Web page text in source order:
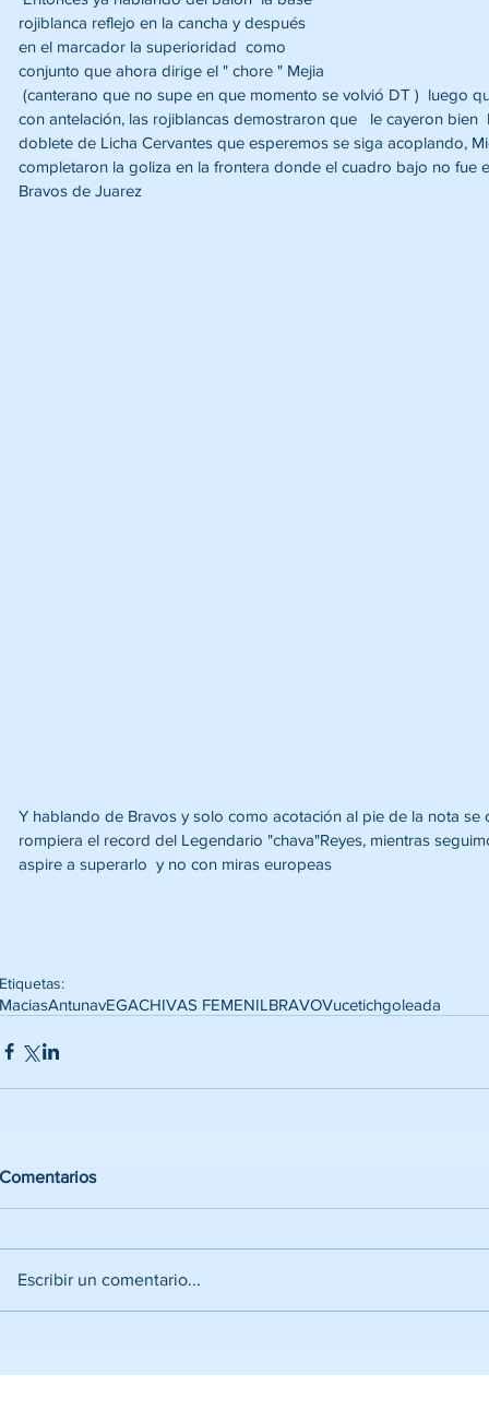
rojiblanca reflejo en la cancha y después
en el marcador la superioridad  como
conjunto que ahora dirige el " chore " Mejia
(canterano que no supe en que momento se volvió DT )  luego
con antelación, las rojiblancas demostraron que   le cayeron
doblete de Licha Cervantes que esperemos se siga acoplando,
completaron la goliza en la frontera donde el cuadro bajo no fue
Bravos de Juarez
Y hablando de Bravos y solo como acotación al pie de la nota
rompiera el record del Legendario "chava"Reyes, mientras
aspire a superarlo  y no con miras europeas
Etiquetas:
MaciasAntunavEGACHIVAS FEMENIL BRAVOVucetichgoleada
Comentarios
Escribir un comentario...